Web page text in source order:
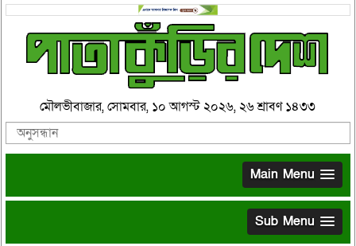
মৌলভীবাজার, সোমবার, ১০ আগস্ট ২০২৬, ২৬ শ্রাবণ ১৪৩৩
Main Menu
Sub Menu